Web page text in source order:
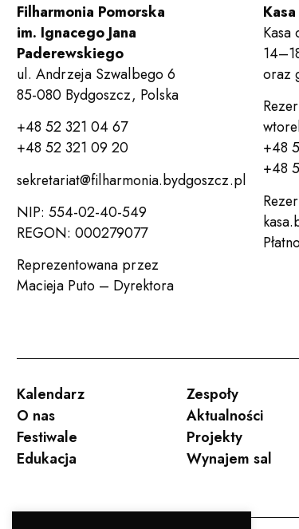
Filharmonia Pomorska
im. Ignacego Jana
Paderewskiego
ul. Andrzeja Szwalbego 6
85-080 Bydgoszcz, Polska
+48 52 321 04 67
+48 52 321 09 20
sekretariat@filharmonia.bydgoszcz.pl
NIP: 554-02-40-549
REGON: 000279077
Reprezentowana przez
Macieja Puto – Dyrektora
oraz
+48
+48
Kalendarz
O nas
Festiwale
Edukacja
Zespoły
Aktualności
Projekty
Wynajem sal